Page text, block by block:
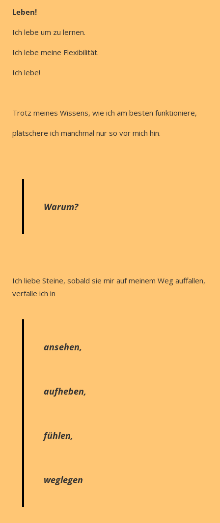
Leben!
Ich lebe um zu lernen.
Ich lebe meine Flexibilität.
Ich lebe!
Trotz meines Wissens, wie ich am besten funktioniere,
plätschere ich manchmal nur so vor mich hin.
Warum?
Ich liebe Steine, sobald sie mir auf meinem Weg auffallen,
verfalle ich in
ansehen,
aufheben,
fühlen,
weglegen